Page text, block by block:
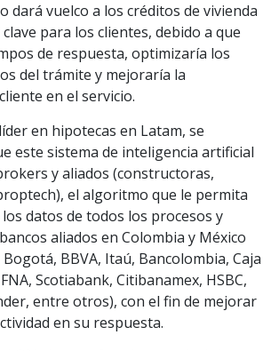
dará vuelco a los créditos de vivienda
para los clientes, debido a que
de respuesta, optimizaría los
del trámite y mejoraría la
en el servicio.
en hipotecas en Latam, se
este sistema de inteligencia artificial
y aliados (constructoras,
el algoritmo que le permita
datos de todos los procesos y
aliados en Colombia y México
BBVA, Itaú, Bancolombia, Caja
Scotiabank, Citibanamex, HSBC,
entre otros), con el fin de mejorar
en su respuesta.